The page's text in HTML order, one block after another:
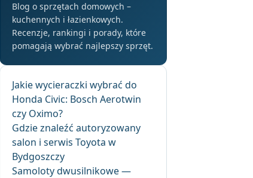
Blog o sprzętach domowych –
kuchennych i łazienkowych.
Recenzje, rankingi i porady, które
pomagają wybrać najlepszy sprzęt.
Jakie wycieraczki wybrać do
Honda Civic: Bosch Aerotwin
czy Oximo?
Gdzie znaleźć autoryzowany
salon i serwis Toyota w
Bydgoszczy
Samoloty dwusilnikowe —